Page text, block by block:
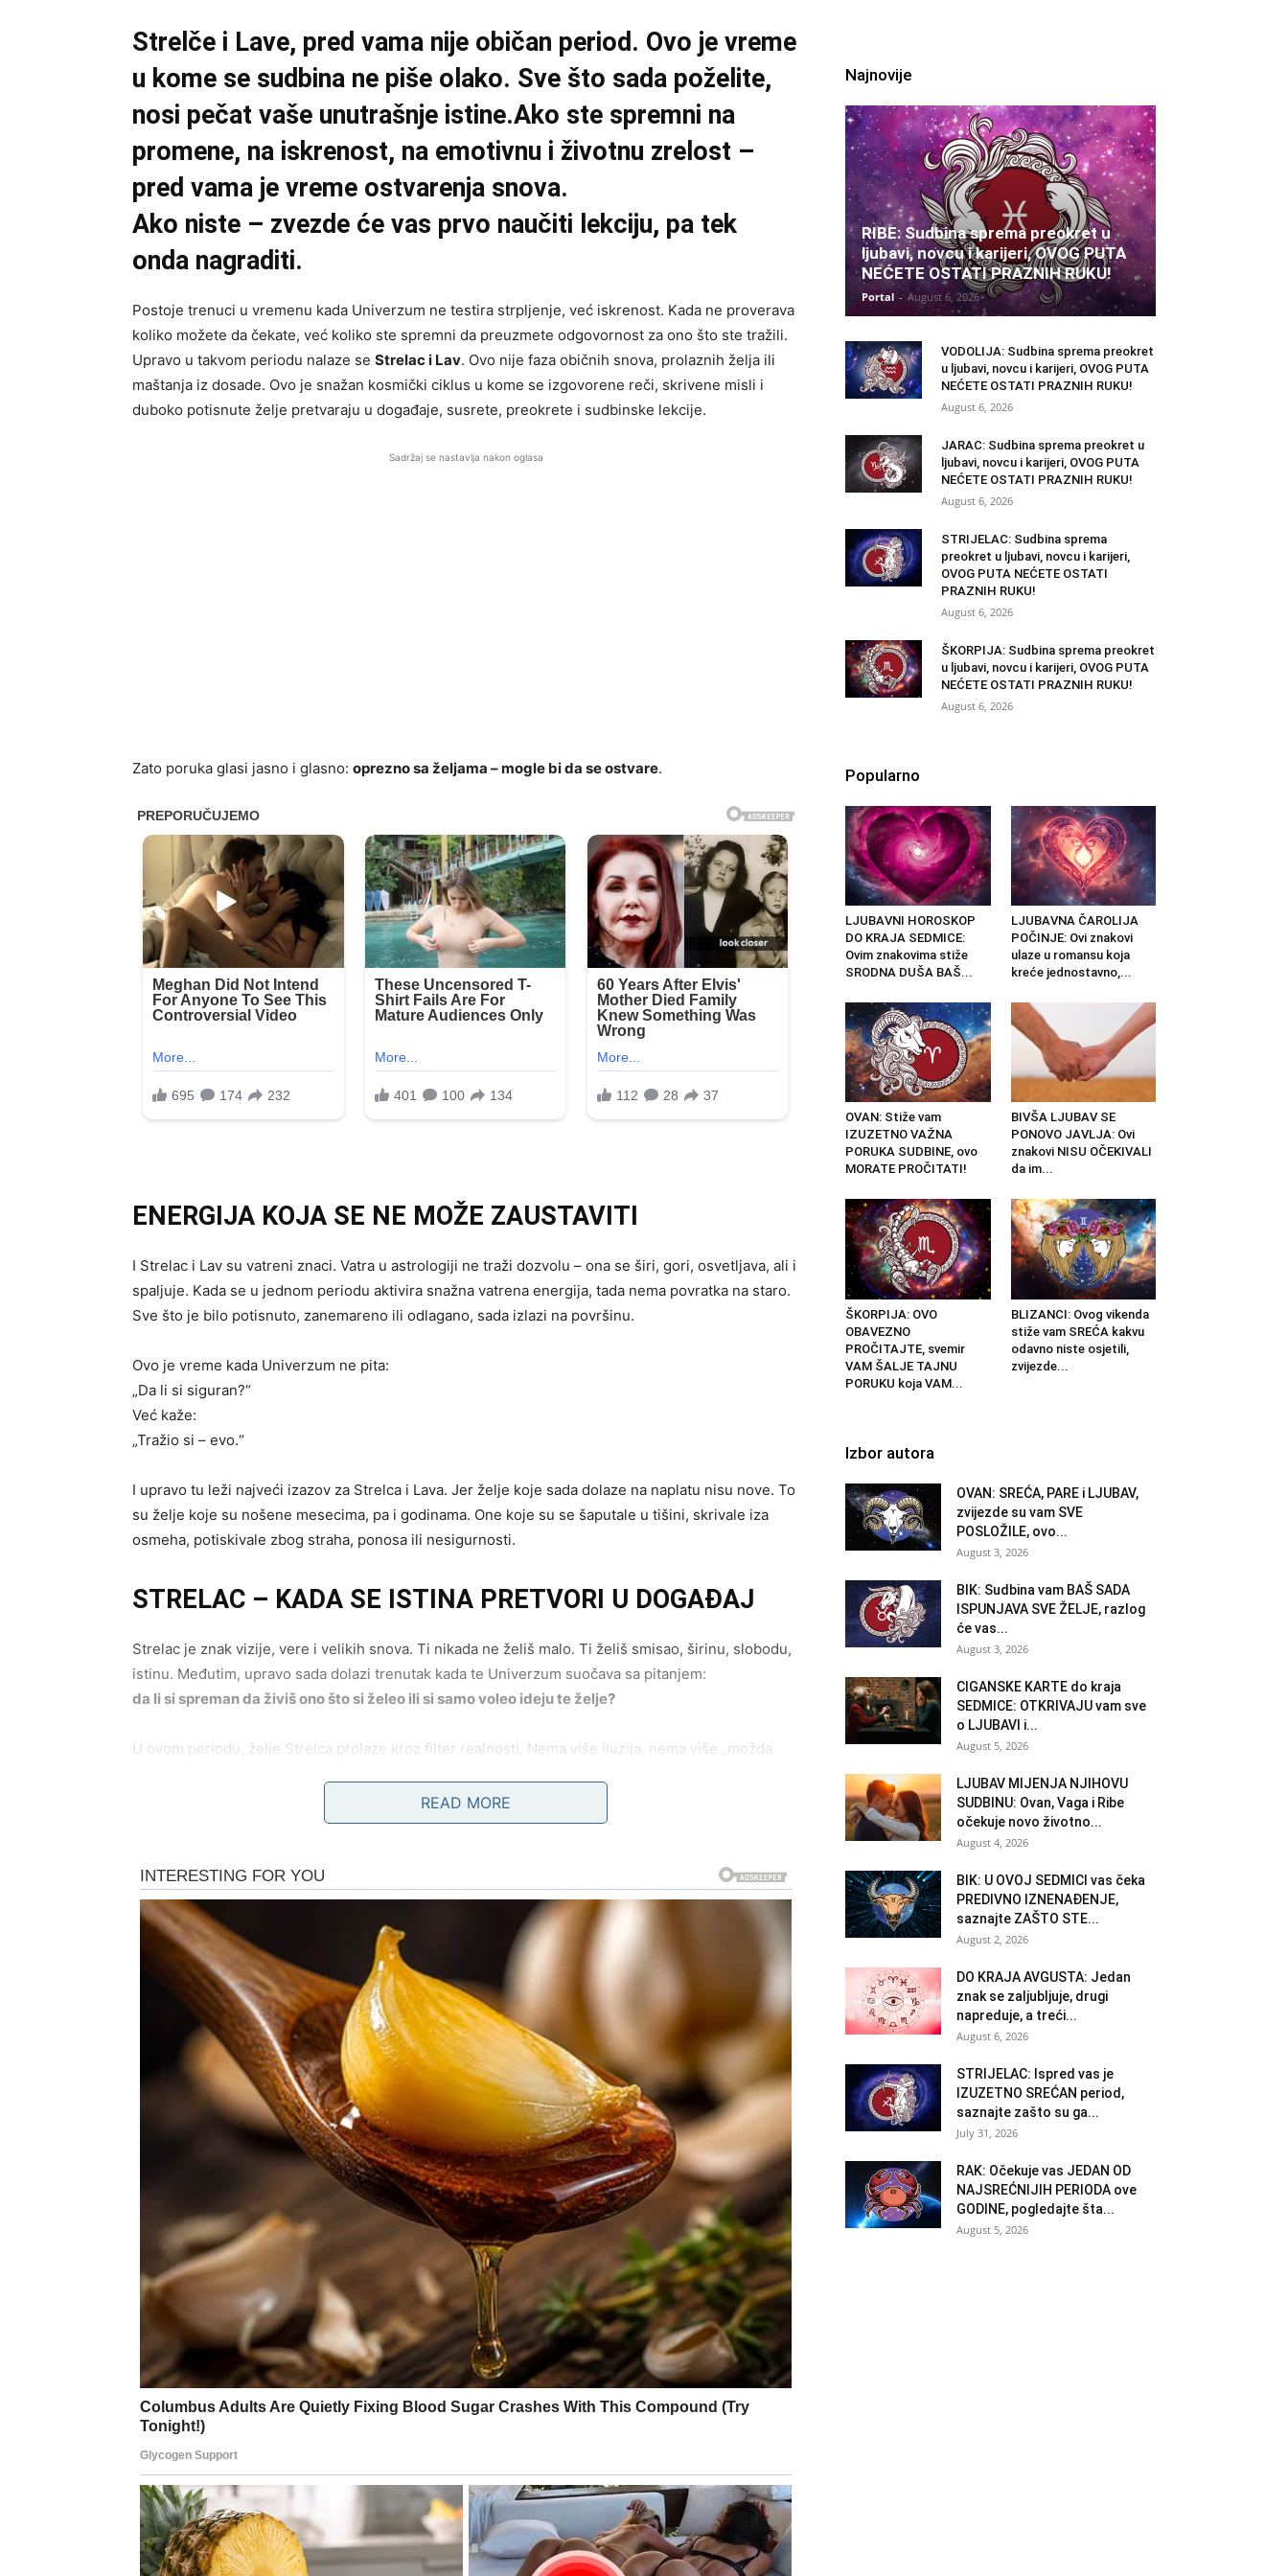
Strelče i Lave, pred vama nije običan period. Ovo je vreme
u kome se sudbina ne piše olako. Sve što sada poželite,
nosi pečat vaše unutrašnje istine.Ako ste spremni na
promene, na iskrenost, na emotivnu i životnu zrelost –
pred vama je vreme ostvarenja snova.
Ako niste – zvezde će vas prvo naučiti lekciju, pa tek
onda nagraditi.
Postoje trenuci u vremenu kada Univerzum ne testira strpljenje, već iskrenost. Kada ne proverava
koliko možete da čekate, već koliko ste spremni da preuzmete odgovornost za ono što ste tražili.
Upravo u takvom periodu nalaze se Strelac i Lav. Ovo nije faza običnih snova, prolaznih želja ili
maštanja iz dosade. Ovo je snažan kosmički ciklus u kome se izgovorene reči, skrivene misli i
duboko potisnute želje pretvaraju u događaje, susrete, preokrete i sudbinske lekcije.
Sadržaj se nastavlja nakon oglasa
Zato poruka glasi jasno i glasno: oprezno sa željama – mogle bi da se ostvare.
ENERGIJA KOJA SE NE MOŽE ZAUSTAVITI
I Strelac i Lav su vatreni znaci. Vatra u astrologiji ne traži dozvolu – ona se širi, gori, osvetljava, ali i
spaljuje. Kada se u jednom periodu aktivira snažna vatrena energija, tada nema povratka na staro.
Sve što je bilo potisnuto, zanemareno ili odlagano, sada izlazi na površinu.
Ovo je vreme kada Univerzum ne pita:
„Da li si siguran?“
Već kaže:
„Tražio si – evo.“
I upravo tu leži najveći izazov za Strelca i Lava. Jer želje koje sada dolaze na naplatu nisu nove. To
su želje koje su nošene mesecima, pa i godinama. One koje su se šaputale u tišini, skrivale iza
osmeha, potiskivale zbog straha, ponosa ili nesigurnosti.
STRELAC – KADA SE ISTINA PRETVORI U DOGAĐAJ
Strelac je znak vizije, vere i velikih snova. Ti nikada ne želiš malo. Ti želiš smisao, širinu, slobodu,
istinu. Međutim, upravo sada dolazi trenutak kada te Univerzum suočava sa pitanjem:
da li si spreman da živiš ono što si želeo ili si samo voleo ideju te želje?
U ovom periodu, želje Strelca prolaze kroz filter realnosti. Nema više iluzija, nema više „možda
Ako si dugo želeo ljubav koja te razume, ali si istovremeno bežao od vezivanja, sada možeš dobiti
osobu koja će te pogledati pravo u dušu. Ali ta ljubav neće biti površna. Ona će tražiti prisutnost,
odgovornost, iskrenost bez maski.
Ako si poželeo povratak neke osobe iz prošlosti, može se desiti susret koji će ti otvoriti stare rane,
ali i pokazati koliko si se promenio. Pitanje je – da li želiš istinu ili samo utehu?
Posao i novac
Na polju karijere, Strelac sada može dobiti priliku o kojoj je dugo maštao – novi posao, saradnju,
projekat, put, selidbu ili finansijski iskorak. Ali ta prilika neće doći bez testa. Tražiće fokus,
odricanje i jasnu odluku.
Ako si želeo više slobode – možeš je dobiti, ali uz zatvaranje vrata koja su ti davala sigurnost.
Ako si želeo više novca – moraćeš da preuzmeš veću odgovornost i da se oprostiš od rasipanja
energije.
Najveća lekcija za Strelca
Ne poželi nešto samo zato što te privlači ideja, već zato što znaš da možeš da živiš posledice te
želje.
Univerzum ti sada veruje više nego ikada. Ali on će ti dati tačno ono što si tražio – bez ublažavanja.
LAV – KADA SE ŽELJA PRETVORI U SUDBINU
Lav je znak srca, ponosa, snage i sjaja. Kada Lav želi, on to želi strastveno, snažno, bez zadrške. I
upravo zbog toga, ovaj period za Lava nosi ogromnu moć, ali i veliku odgovornost.
Tvoje želje sada imaju karmičku težinu.
READ MORE
Najnovije
RIBE: Sudbina sprema preokret u
ljubavi, novcu i karijeri, OVOG PUTA
NEĆETE OSTATI PRAZNIH RUKU!
Portal - August 6, 2026
VODOLIJA: Sudbina sprema preokret
u ljubavi, novcu i karijeri, OVOG PUTA
NEĆETE OSTATI PRAZNIH RUKU!
August 6, 2026
JARAC: Sudbina sprema preokret u
ljubavi, novcu i karijeri, OVOG PUTA
NEĆETE OSTATI PRAZNIH RUKU!
August 6, 2026
STRIJELAC: Sudbina sprema
preokret u ljubavi, novcu i karijeri,
OVOG PUTA NEĆETE OSTATI
PRAZNIH RUKU!
August 6, 2026
ŠKORPIJA: Sudbina sprema preokret
u ljubavi, novcu i karijeri, OVOG PUTA
NEĆETE OSTATI PRAZNIH RUKU!
August 6, 2026
Popularno
LJUBAVNI HOROSKOP
DO KRAJA SEDMICE:
Ovim znakovima stiže
SRODNA DUŠA BAŠ...
LJUBAVNA ČAROLIJA
POČINJE: Ovi znakovi
ulaze u romansu koja
kreće jednostavno,...
OVAN: Stiže vam
IZUZETNO VAŽNA
PORUKA SUDBINE, ovo
MORATE PROČITATI!
BIVŠA LJUBAV SE
PONOVO JAVLJA: Ovi
znakovi NISU OČEKIVALI
da im...
ŠKORPIJA: OVO
OBAVEZNO
PROČITAJTE, svemir
VAM ŠALJE TAJNU
PORUKU koja VAM...
BLIZANCI: Ovog vikenda
stiže vam SREĆA kakvu
odavno niste osjetili,
zvijezde...
Izbor autora
OVAN: SREĆA, PARE i LJUBAV,
zvijezde su vam SVE
POSLOŽILE, ovo...
August 3, 2026
BIK: Sudbina vam BAŠ SADA
ISPUNJAVA SVE ŽELJE, razlog
će vas...
August 3, 2026
CIGANSKE KARTE do kraja
SEDMICE: OTKRIVAJU vam sve
o LJUBAVI i...
August 5, 2026
LJUBAV MIJENJA NJIHOVU
SUDBINU: Ovan, Vaga i Ribe
očekuje novo životno...
August 4, 2026
BIK: U OVOJ SEDMICI vas čeka
PREDIVNO IZNENAĐENJE,
saznajte ZAŠTO STE...
August 2, 2026
DO KRAJA AVGUSTA: Jedan
znak se zaljubljuje, drugi
napreduje, a treći...
August 6, 2026
STRIJELAC: Ispred vas je
IZUZETNO SREĆAN period,
saznajte zašto su ga...
July 31, 2026
RAK: Očekuje vas JEDAN OD
NAJSREĆNIJIH PERIODA ove
GODINE, pogledajte šta...
August 5, 2026